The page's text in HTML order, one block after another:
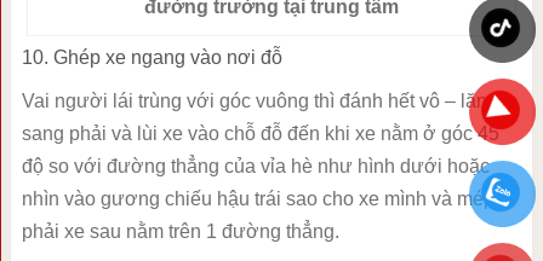
đường trường tại trung tâm
10. Ghép xe ngang vào nơi đỗ
Vai người lái trùng với góc vuông thì đánh hết vô – lăng
sang phải và lùi xe vào chỗ đỗ đến khi xe nằm ở góc 45
độ so với đường thẳng của vỉa hè như hình dưới hoặc
nhìn vào gương chiếu hậu trái sao cho xe mình và mép
phải xe sau nằm trên 1 đường thẳng.